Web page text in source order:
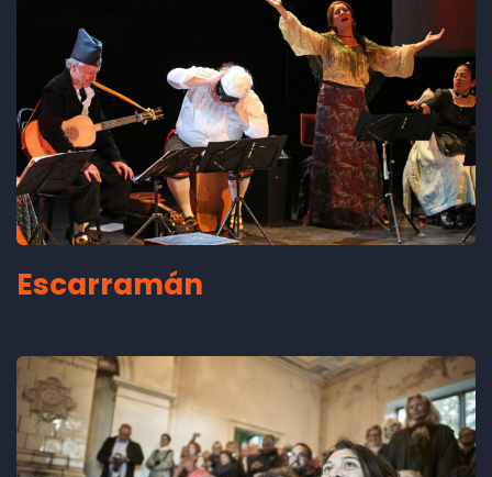
Escarramán